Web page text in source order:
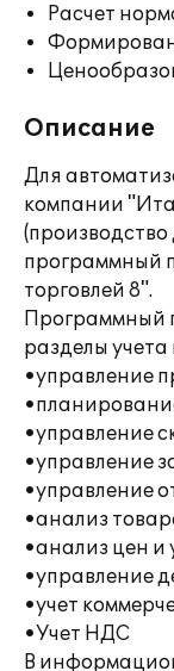
Расчет
Описание
Для
компании
(производство
программный
торговлей 8".
Программный
разделы учета
•управление
•управление
•управление
•управление
•анализ
•анализ цен и
•управление
•учет
•Учет НДС
В